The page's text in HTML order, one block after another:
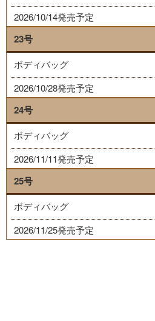
2026/10/14発売予定
23号
ボディバッグ
2026/10/28発売予定
24号
ボディバッグ
2026/11/11発売予定
25号
ボディバッグ
2026/11/25発売予定